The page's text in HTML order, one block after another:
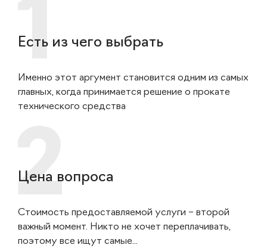
Есть из чего выбрать
Именно этот аргумент становится одним из самых
главных, когда принимается решение о прокате
технического средства
Цена вопроса
Стоимость предоставляемой услуги – второй
важный момент. Никто не хочет переплачивать,
поэтому все ищут самые...